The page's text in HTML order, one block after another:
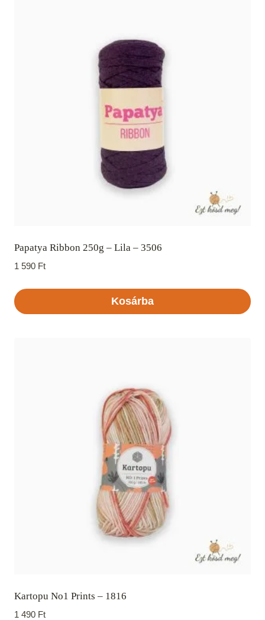
Papatya Ribbon 250g – Lila – 3506
1 590 Ft
Kosárba
Kartopu No1 Prints – 1816
1 490 Ft